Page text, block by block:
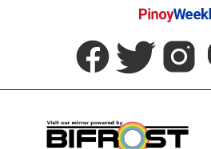
Pinoy
Weekly